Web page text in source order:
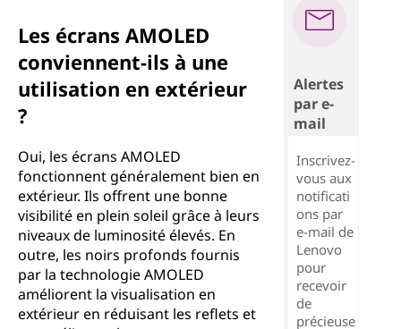
Les écrans AMOLED
conviennent-ils à une
utilisation en extérieur
?
Oui, les écrans AMOLED
fonctionnent généralement bien en
extérieur. Ils offrent une bonne
visibilité en plein soleil grâce à leurs
niveaux de luminosité élevés. En
outre, les noirs profonds fournis
par la technologie AMOLED
améliorent la visualisation en
extérieur en réduisant les reflets et
Alertes
par e-
mail
Inscrivez-
vous aux
notificati
ons par
e-mail de
Lenovo
pour
recevoir
de
précieuse